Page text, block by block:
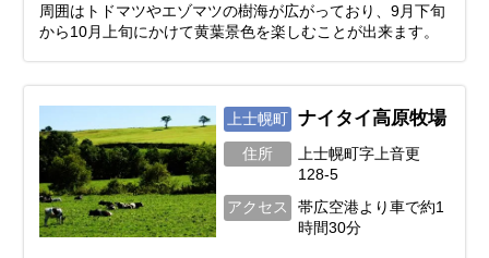
周囲はトドマツやエゾマツの樹海が広がっており、9月下旬
から10月上旬にかけて黄葉景色を楽しむことが出来ます。
上士幌町 ナイタイ高原牧場
住所
上士幌町字上音更
128-5
アクセス
帯広空港より車で約1
時間30分